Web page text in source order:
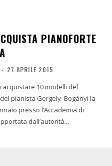
PIANOFORTE
- 27 APRILE 2015
10 modelli del
pianista Gergely Bogányi la
presso l’Accademia di
dall’autorità...